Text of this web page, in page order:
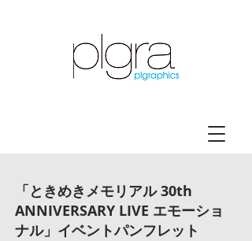
「ときめきメモリアル 30th
ANNIVERSARY LIVE エモーショ
ナル」イベントパンフレット